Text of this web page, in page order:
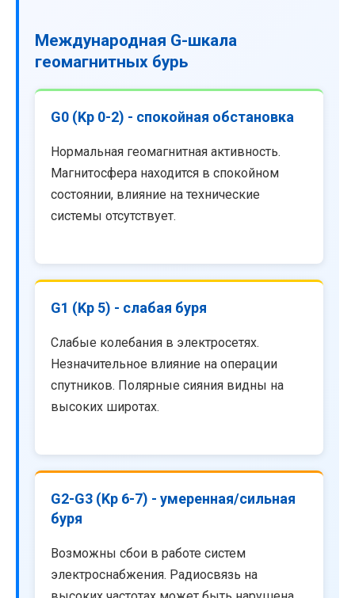
Международная G-шкала
геомагнитных бурь
G0 (Kp 0-2) - спокойная обстановка
Нормальная геомагнитная активность.
Магнитосфера находится в спокойном
состоянии, влияние на технические
системы отсутствует.
G1 (Kp 5) - слабая буря
Слабые колебания в электросетях.
Незначительное влияние на операции
спутников. Полярные сияния видны на
высоких широтах.
G2-G3 (Kp 6-7) - умеренная/сильная
буря
Возможны сбои в работе систем
электроснабжения. Радиосвязь на